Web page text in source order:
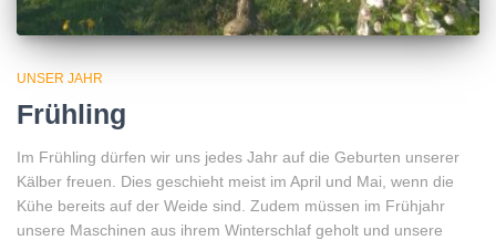
UNSER JAHR
Frühling
Im Frühling dürfen wir uns jedes Jahr auf die Geburten unserer
Kälber freuen. Dies geschieht meist im April und Mai, wenn die
Kühe bereits auf der Weide sind. Zudem müssen im Frühjahr
unsere Maschinen aus ihrem Winterschlaf geholt und unsere